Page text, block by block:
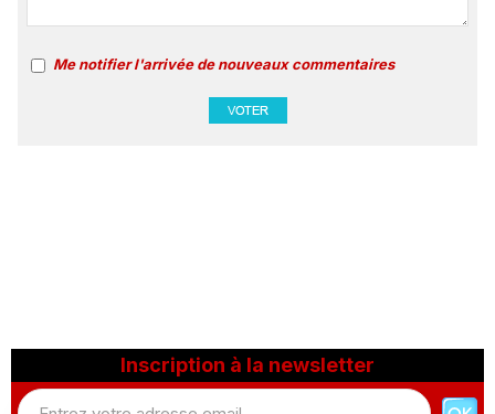
Me notifier l'arrivée de nouveaux commentaires
Inscription à la newsletter